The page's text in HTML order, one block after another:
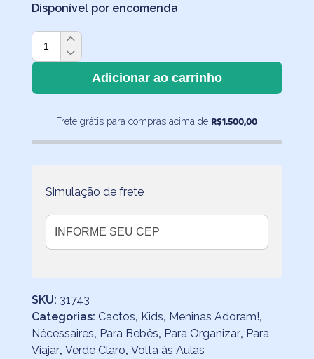
Disponível por encomenda
Kit
2
de
Cactos
quantidade
Adicionar ao carrinho
Frete grátis para compras acima de R$1.500,00
Simulação de frete
SKU: 31743
Categorias: Cactos, Kids, Meninas Adoram!,
Nécessaires, Para Bebês, Para Organizar, Para
Viajar, Verde Claro, Volta às Aulas